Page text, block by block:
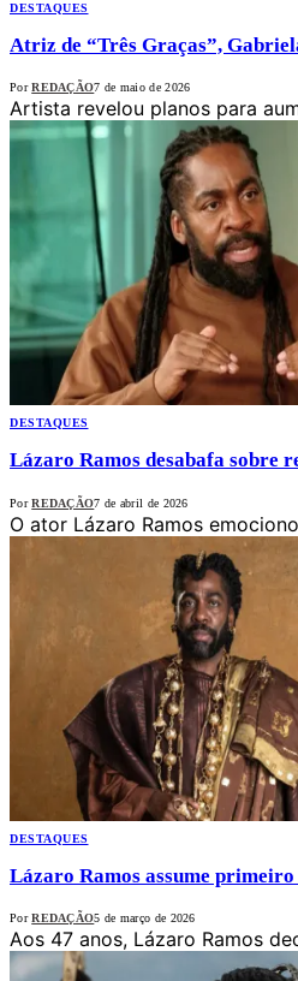
DESTAQUES
Atriz de “Três Graças”,
Por REDAÇÃO7 de maio de 2026
Artista revelou planos para
DESTAQUES
Lázaro Ramos desabafa sobre
Por REDAÇÃO7 de abril de 2026
O ator Lázaro Ramos
DESTAQUES
Lázaro Ramos assume
Por REDAÇÃO5 de março de 2026
Aos 47 anos, Lázaro Ramos